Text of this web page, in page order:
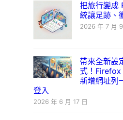
把旅行變成
統讓足跡、
2026 年 7 月
帶來全新設
式！Firefox
新增網址列
登入
2026 年 6 月 17 日